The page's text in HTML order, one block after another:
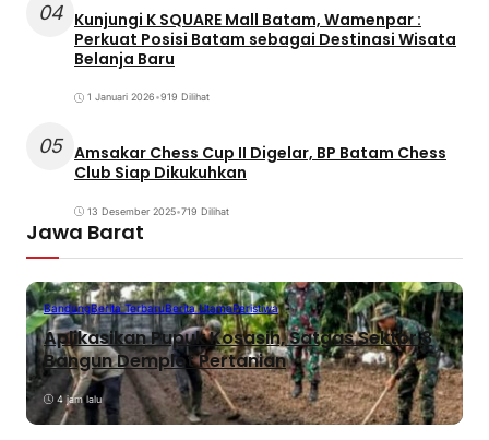
04 Kunjungi K SQUARE Mall Batam, Wamenpar :
Perkuat Posisi Batam sebagai Destinasi Wisata
Belanja Baru
1 Januari 2026•919 Dilihat
05 Amsakar Chess Cup II Digelar, BP Batam Chess
Club Siap Dikukuhkan
13 Desember 2025•719 Dilihat
Jawa Barat
BandungBerita TerbaruBerita UtamaPeristiwa
Aplikasikan Pupuk Kosasih, Satgas Sektor 8
Bangun Demplot Pertanian
4 jam lalu